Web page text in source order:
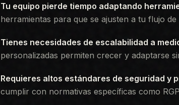
Tu equipo pierde tiempo adaptando
herramientas para que se ajusten a tu flujo
Tienes necesidades de escalabilidad a
personalizadas permiten crecer y adaptarse
Requieres altos estándares de seguridad y
cumplir con normativas específicas como